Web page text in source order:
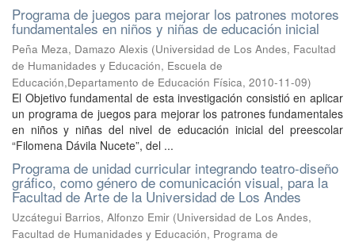
Programa de juegos para mejorar los patrones motores
fundamentales en niños y niñas de educación inicial
Peña Meza, Damazo Alexis (Universidad de Los Andes, Facultad
de Humanidades y Educación, Escuela de
Educación,Departamento de Educación Física, 2010-11-09)
El Objetivo fundamental de esta investigación consistió en aplicar
un programa de juegos para mejorar los patrones fundamentales
en niños y niñas del nivel de educación inicial del preescolar
“Filomena Dávila Nucete”, del ...
Programa de unidad curricular integrando teatro-diseño
gráfico, como género de comunicación visual, para la
Facultad de Arte de la Universidad de Los Andes
Uzcátegui Barrios, Alfonzo Emir (Universidad de Los Andes,
Facultad de Humanidades y Educación, Programa de